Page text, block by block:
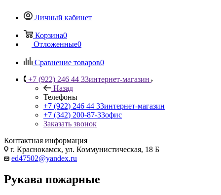
Личный кабинет
Корзина0
Отложенные0
Сравнение товаров0
+7 (922) 246 44 33интернет-магазин
Назад
Телефоны
+7 (922) 246 44 33интернет-магазин
+7 (342) 200-87-33офис
Заказать звонок
Контактная информация
г. Краснокамск, ул. Коммунистическая, 18 Б
ed47502@yandex.ru
Рукава пожарные